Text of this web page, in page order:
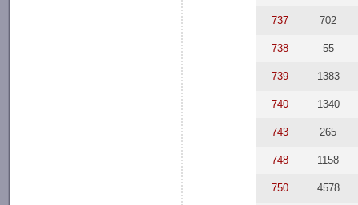
737 702
738 55
739 1383
740 1340
743 265
748 1158
750 4578